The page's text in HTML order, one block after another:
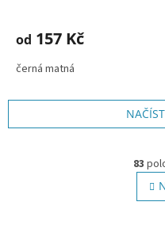
od 157 Kč
černá matná
83